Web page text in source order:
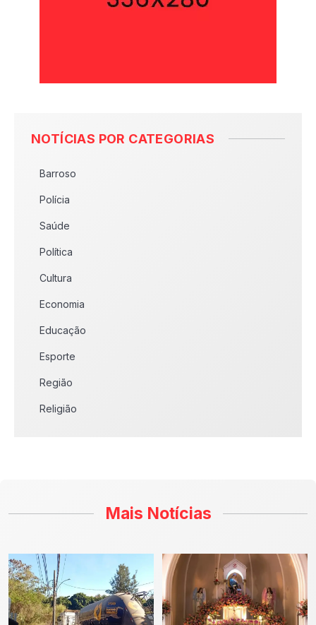
NOTÍCIAS POR CATEGORIAS
Barroso
Polícia
Saúde
Política
Cultura
Economia
Educação
Esporte
Região
Religião
Mais Notícias